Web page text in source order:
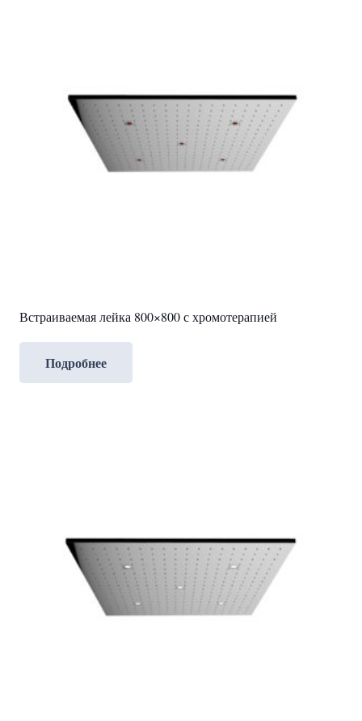
Встраиваемая лейка 800×800 с хромотерапией
Подробнее